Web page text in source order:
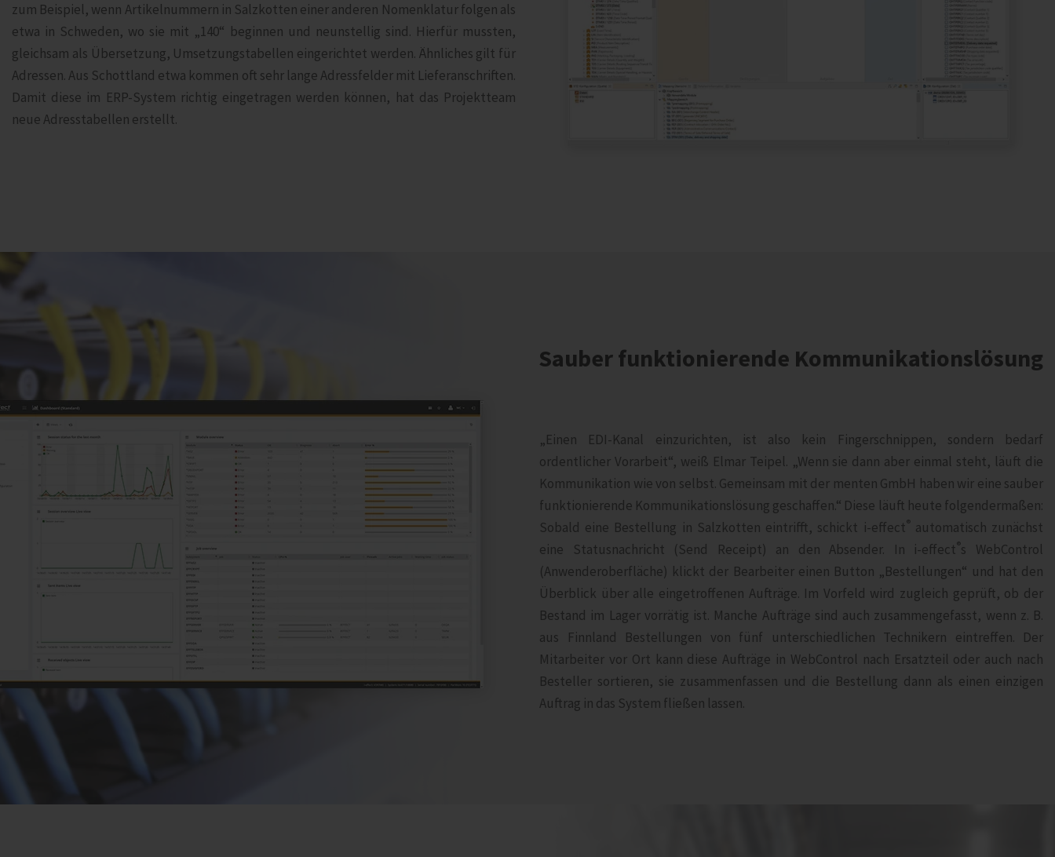
zum Beispiel, wenn Artikelnummern in Salzkotten einer anderen Nomenklatur folgen als
etwa in Schweden, wo sie mit „140“ beginnen und neunstellig sind. Hierfür mussten,
gleichsam als Übersetzung, Umsetzungstabellen eingerichtet werden. Ähnliches gilt für
Adressen. Aus Schottland etwa kommen oft sehr lange Adressfelder mit Lieferanschriften.
Damit diese im ERP-System richtig eingetragen werden können, hat das Projektteam
neue Adresstabellen erstellt.
Sauber funktionierende Kommunikationslösung
„Einen EDI-Kanal einzurichten, ist also kein Fingerschnippen, sondern bedarf
ordentlicher Vorarbeit“, weiß Elmar Teipel. „Wenn sie dann aber einmal steht, läuft die
Kommunikation wie von selbst. Gemeinsam mit der menten GmbH haben wir eine sauber
funktionierende Kommunikationslösung geschaffen.“ Diese läuft heute folgendermaßen:
Sobald eine Bestellung in Salzkotten eintrifft, schickt i‑effect®automatisch zunächst
eine Statusnachricht (Send Receipt) an den Absender. In i‑effect®s WebControl
(Anwenderoberfläche) klickt der Bearbeiter einen Button „Bestellungen“ und hat den
Überblick über alle eingetroffenen Aufträge. Im Vorfeld wird zugleich geprüft, ob der
Bestand im Lager vorrätig ist. Manche Aufträge sind auch zusammengefasst, wenn z. B.
aus Finnland Bestellungen von fünf unterschiedlichen Technikern eintreffen. Der
Mitarbeiter vor Ort kann diese Aufträge in WebControl nach Ersatzteil oder auch nach
Besteller sortieren, sie zusammenfassen und die Bestellung dann als einen einzigen
Auftrag in das System fließen lassen.